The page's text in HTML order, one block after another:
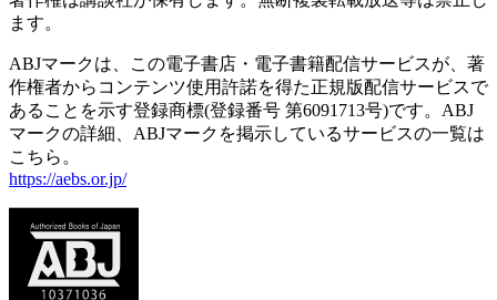
ます。
ABJマークは、この電子書店・電子書籍配信サービスが、著
作権者からコンテンツ使用許諾を得た正規版配信サービスで
あることを示す登録商標(登録番号 第6091713号)です。ABJ
マークの詳細、ABJマークを掲示しているサービスの一覧は
こちら。
https://aebs.or.jp/